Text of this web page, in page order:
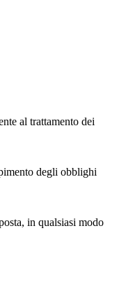
al trattamento dei
degli obblighi
in qualsiasi modo